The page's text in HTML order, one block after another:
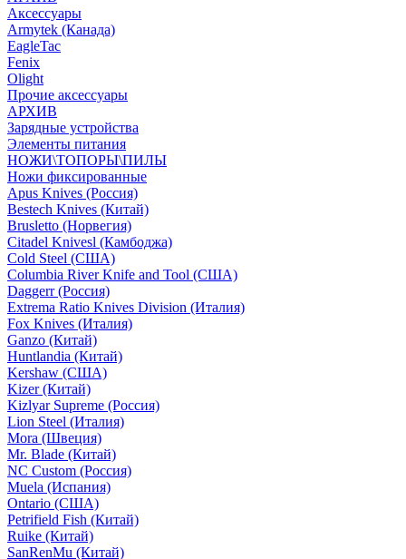
Аксессуары
Armytek (Канада)
EagleTac
Fenix
Olight
Прочие аксессуары
АРХИВ
Зарядные устройства
Элементы питания
НОЖИ\ТОПОРЫ\ПИЛЫ
Ножи фиксированные
Apus Knives (Россия)
Bestech Knives (Китай)
Brusletto (Норвегия)
Citadel Knivesl (Камбоджа)
Cold Steel (США)
Columbia River Knife and Tool (США)
Daggerr (Россия)
Extrema Ratio Knives Division (Италия)
Fox Knives (Италия)
Ganzo (Китай)
Huntlandia (Китай)
Kershaw (США)
Kizer (Китай)
Kizlyar Supreme (Россия)
Lion Steel (Италия)
Mora (Швеция)
Mr. Blade (Китай)
NC Custom (Россия)
Muela (Испания)
Ontario (США)
Petrifield Fish (Китай)
Ruike (Китай)
SanRenMu (Китай)